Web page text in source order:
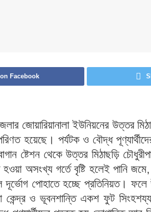
Facebook
জোয়ারিয়ানালা ইউনিয়নের উত্তর
হয়েছে। পর্যটক ও বৌদ্ধ
ষ্টেশন থেকে উত্তর মিঠাছড়ি
হওয়া অসংখ্য গর্তে বৃষ্টি হলেই
দূর্ভোগ পোহাতে হচ্ছে প্রতিনিয়ত।
কেন্দ্র ও ভূবনশান্তি একশ ফুট